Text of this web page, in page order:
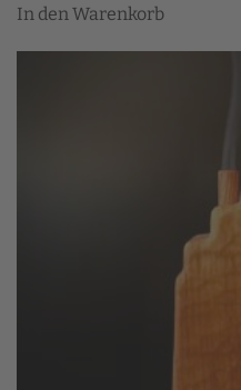
In den Warenkorb